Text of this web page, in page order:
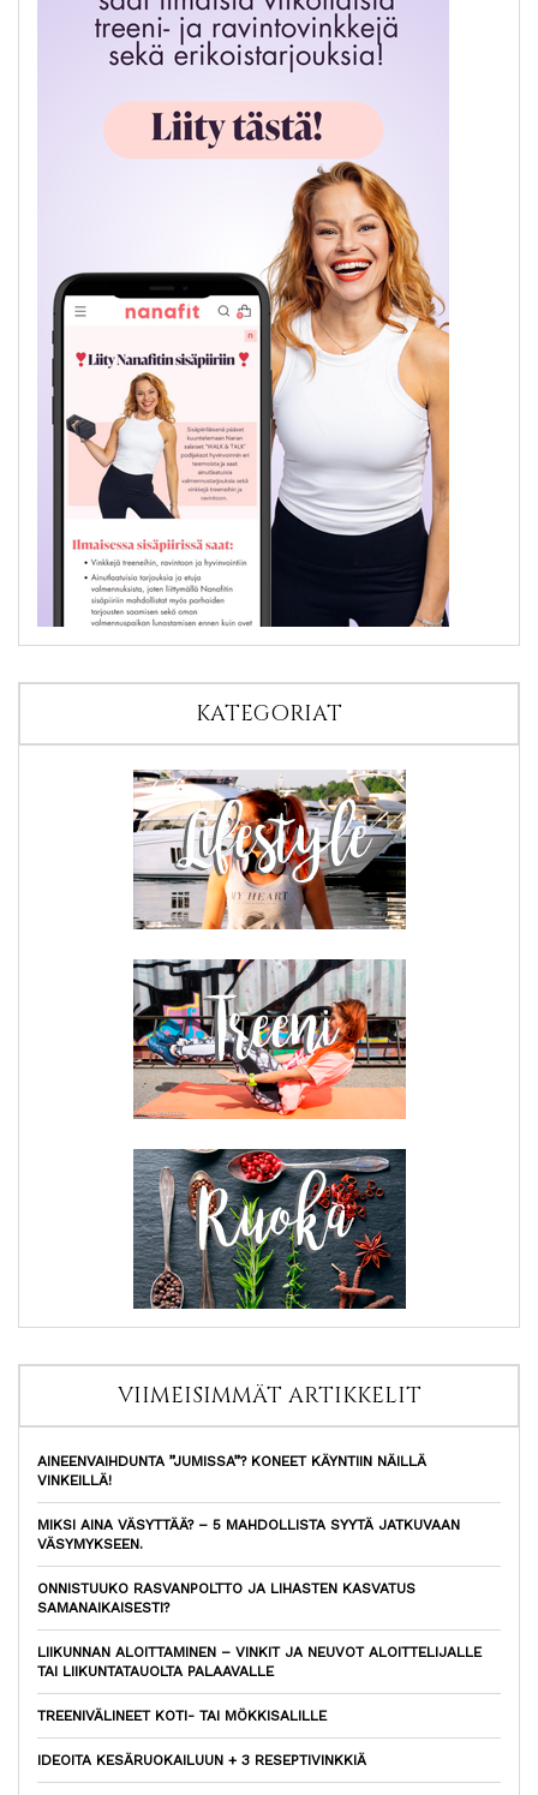
KATEGORIAT
VIIMEISIMMÄT ARTIKKELIT
AINEENVAIHDUNTA ”JUMISSA”? KONEET KÄYNTIIN NÄILLÄ
VINKEILLÄ!
MIKSI AINA VÄSYTTÄÄ? – 5 MAHDOLLISTA SYYTÄ JATKUVAAN
VÄSYMYKSEEN.
ONNISTUUKO RASVANPOLTTO JA LIHASTEN KASVATUS
SAMANAIKAISESTI?
LIIKUNNAN ALOITTAMINEN – VINKIT JA NEUVOT ALOITTELIJALLE
TAI LIIKUNTATAUOLTA PALAAVALLE
TREENIVÄLINEET KOTI- TAI MÖKKISALILLE
IDEOITA KESÄRUOKAILUUN + 3 RESEPTIVINKKIÄ